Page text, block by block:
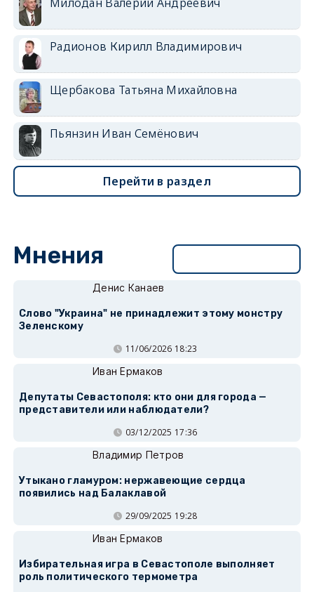
Радионов Кирилл Владимирович
Щербакова Татьяна Михайловна
Пьянзин Иван Семёнович
Перейти в раздел
Мнения
Денис Канаев
Слово "Украина" не принадлежит этому монстру
Зеленскому
11/06/2026 18:23
Иван Ермаков
Депутаты Севастополя: кто они для города —
представители или наблюдатели?
03/12/2025 17:36
Владимир Петров
Утыкано гламуром: нержавеющие сердца
появились над Балаклавой
29/09/2025 19:28
Иван Ермаков
Избирательная игра в Севастополе выполняет
роль политического термометра